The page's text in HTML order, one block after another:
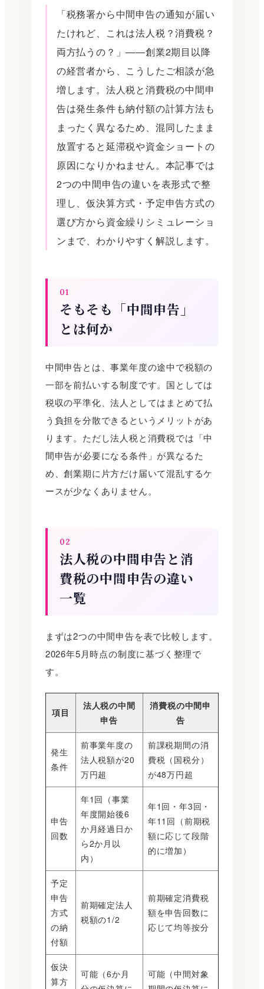
「税務署から中間申告の通知が届い
たけれど、これは法人税？消費税？
両方払うの？」――創業2期目以降
の経営者から、こうしたご相談が急
増します。法人税と消費税の中間申
告は発生条件も納付額の計算方法も
まったく異なるため、混同したまま
放置すると延滞税や資金ショートの
原因になりかねません。本記事では
2つの中間申告の違いを表形式で整
理し、仮決算方式・予定申告方式の
選び方から資金繰りシミュレーショ
ンまで、わかりやすく解説します。
01
そもそも「中間申告」
とは何か
中間申告とは、事業年度の途中で税額の
一部を前払いする制度です。国としては
税収の平準化、法人としてはまとめて払
う負担を分散できるというメリットがあ
ります。ただし法人税と消費税では「中
間申告が必要になる条件」が異なるた
め、創業期に片方だけ届いて混乱するケ
ースが少なくありません。
02
法人税の中間申告と消
費税の中間申告の違い
一覧
まずは2つの中間申告を表で比較します。
2026年5月時点の制度に基づく整理で
す。
項目
法人税の中間
申告
消費税の中間申
告
発生
条件
前事業年度の
法人税額が20
万円超
前課税期間の消
費税（国税分）
が48万円超
申告
回数
年1回（事業
年度開始後6
か月経過日か
ら2か月以
内）
年1回・年3回・
年11回（前期税
額に応じて段階
的に増加）
予定
申告
方式
の納
付額
前期確定法人
税額の1/2
前期確定消費税
額を申告回数に
応じて均等按分
仮決
算方
可能（6か月
可能（中間対象